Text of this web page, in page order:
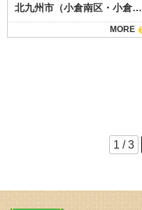
北九州市（小倉南区・小倉北区）、行橋市、苅田町の皆様 こんにちは！ 北九州市小倉南区・小倉北区・行橋市・苅田町の外壁塗装＆屋根塗装＆雨漏り補修専門店【塗り替えステーション】｜㈱志水です＾＾ 北九州市の唯一の1級塗装技能士10名在籍の外壁塗装＆屋根塗装専門店だから、高品質の塗装工事を提供できます！ いつもブログをお読みいただき誠にありがとうございます！ 【目次】 １．足場と外壁塗装の関係 ２．足場代について ３．足場の設置期間はどれくらい？ ４．まとめ １．足場と外壁塗装の関係 外壁塗装をするにあたって、足場が必要なことは皆さんご存じだと思います。足場は建物の高さや形状に合わせて、建設業界で特別に設計されたものです。 ただ、北九州市での外壁塗装の場合、「足場」や「足場代」がどの程度かかるのか、あまり知られていないという意見もあります。そこで、今回は足場についての情報をお届けします！ ２．足場代について 一般論として、足場代は外壁の面積や高さ、形状などによって大幅に異なる場合があります。しかし、北九州市での外壁塗装の場合は、比較的平均的な料金が設定されています。 一般的に、北九州市での外壁塗装における足場の設置費用は、総工事費用の15％〜25％程度とされています。例えば、外壁塗装費用が50万円だった場合、足場代は10万円〜12.5万円程度になると予想されます。 もちろん、建物の高さや形状によって費用は変わってきます。そして、足場を立ち上げるためには、施工現場へのアクセスや工事の進め方について十分に考えなければなりません。 ３．足場の設置期間はどれくらい？ 足場は、工事の状況によって設置期間が異なります。また、天候の変化によって延期される場合もあります。代表的な北九州市の外壁塗装における足場設置期間は下記のとおりです。 高さが3階以下の場合： 約1週間〜2週間 高さが4〜5階の場合： 約2週間〜3週間 高さが6階以上の場合： 約4週間〜5週間 設置期間がかかる理由は、足場の設置にはそれなりの時間がかかるからです。北九州市での外壁塗装においては、手配に2〜3日、設置に3〜4日かかることが一般的です。また、必要なときに必要になるように前もって調整して、足場の設置工程を進めることが重要です。 ４．まとめ 以上、北九州市における外壁塗装において、足場がどの程度かかるのか、また設置期間がどのくらいかかるのかについてご紹介しました。足場に関する費用や工程を事前に調べて、外壁塗装にかかるトータルの費用を把握しておきましょう。 塗り替えステーションではこのような外壁塗装の情報を定期更新しております！是非ご覧ください！ お問い合わせはこちら↓↓↓ 北九州市（小倉南区・小倉北区）、行橋市、苅田町の外壁塗装＆屋根工事なら、 北九州市の唯一の1級塗装技能士10名在籍の塗り替えステーション｜㈱志水にお任せください！ 北九州市の施工事例はこちら 北九州市で創業61年、累計施工実績13,000件！2020年7月からHPで施工事例を公開中！ お得な塗装メニューはこちら 塗装の適正相場、どんな塗料があるのかについて知りたい方はこちら！ 職人・スタッフ紹介はこちら 社長、塗装アドバイザーから職人までに、1級塗装技能士、1級建築士、外装診断士などの資格者は多数在籍！だからいつも高品質の塗装工事を提供できます！ お得なキャンペーン情報はこちら 実施中のお得なキャンペーン情報をチェックしたい方はこちら！ 無料見積り・無料診断の依頼はこちら
MORE
1 / 3